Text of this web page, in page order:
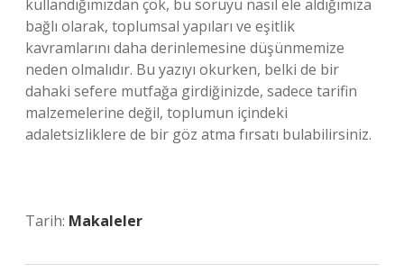
kullandığımızdan çok, bu soruyu nasıl ele aldığımıza
bağlı olarak, toplumsal yapıları ve eşitlik
kavramlarını daha derinlemesine düşünmemize
neden olmalıdır. Bu yazıyı okurken, belki de bir
dahaki sefere mutfağa girdiğinizde, sadece tarifin
malzemelerine değil, toplumun içindeki
adaletsizliklere de bir göz atma fırsatı bulabilirsiniz.
Tarih: Makaleler